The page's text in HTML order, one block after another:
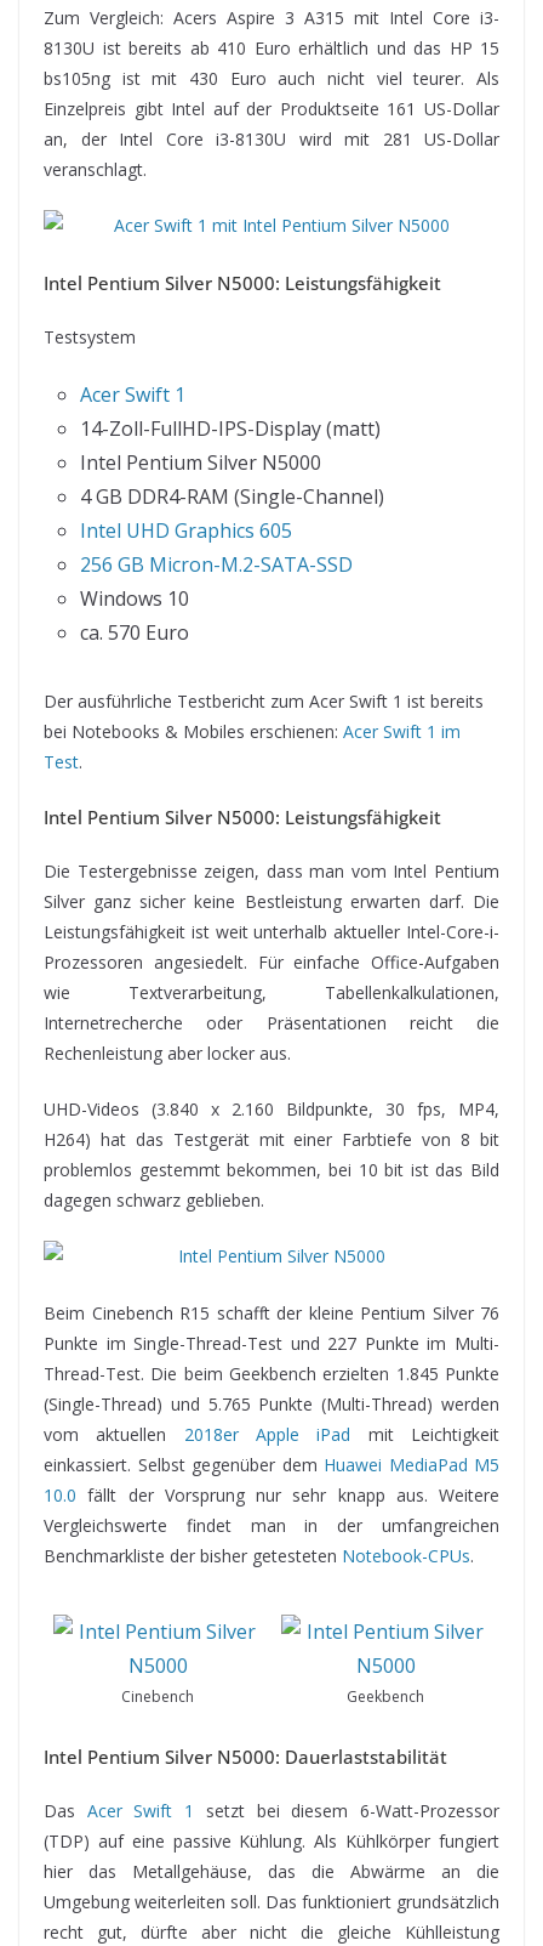
Zum Vergleich: Acers Aspire 3 A315 mit Intel Core i3-
8130U ist bereits ab 410 Euro erhältlich und das HP 15
bs105ng ist mit 430 Euro auch nicht viel teurer. Als
Einzelpreis gibt Intel auf der Produktseite 161 US-Dollar
an, der Intel Core i3-8130U wird mit 281 US-Dollar
veranschlagt.
Intel Pentium Silver N5000: Leistungsfähigkeit
Testsystem
Acer Swift 1
14-Zoll-FullHD-IPS-Display (matt)
Intel Pentium Silver N5000
4 GB DDR4-RAM (Single-Channel)
Intel UHD Graphics 605
256 GB Micron-M.2-SATA-SSD
Windows 10
ca. 570 Euro
Der ausführliche Testbericht zum Acer Swift 1 ist bereits
bei Notebooks & Mobiles erschienen: Acer Swift 1 im
Test.
Intel Pentium Silver N5000: Leistungsfähigkeit
Die Testergebnisse zeigen, dass man vom Intel Pentium
Silver ganz sicher keine Bestleistung erwarten darf. Die
Leistungsfähigkeit ist weit unterhalb aktueller Intel-Core-i-
Prozessoren angesiedelt. Für einfache Office-Aufgaben
wie Textverarbeitung, Tabellenkalkulationen,
Internetrecherche oder Präsentationen reicht die
Rechenleistung aber locker aus.
UHD-Videos (3.840 x 2.160 Bildpunkte, 30 fps, MP4,
H264) hat das Testgerät mit einer Farbtiefe von 8 bit
problemlos gestemmt bekommen, bei 10 bit ist das Bild
dagegen schwarz geblieben.
Beim Cinebench R15 schafft der kleine Pentium Silver 76
Punkte im Single-Thread-Test und 227 Punkte im Multi-
Thread-Test. Die beim Geekbench erzielten 1.845 Punkte
(Single-Thread) und 5.765 Punkte (Multi-Thread) werden
vom aktuellen 2018er Apple iPad mit Leichtigkeit
einkassiert. Selbst gegenüber dem Huawei MediaPad M5
10.0 fällt der Vorsprung nur sehr knapp aus. Weitere
Vergleichswerte findet man in der umfangreichen
Benchmarkliste der bisher getesteten Notebook-CPUs.
Cinebench Geekbench
Intel Pentium Silver N5000: Dauerlaststabilität
Das Acer Swift 1
setzt bei diesem 6-Watt-Prozessor
(TDP) auf eine passive Kühlung. Als Kühlkörper fungiert
hier das Metallgehäuse, das die Abwärme an die
Umgebung weiterleiten soll. Das funktioniert grundsätzlich
recht gut, dürfte aber nicht die gleiche Kühlleistung